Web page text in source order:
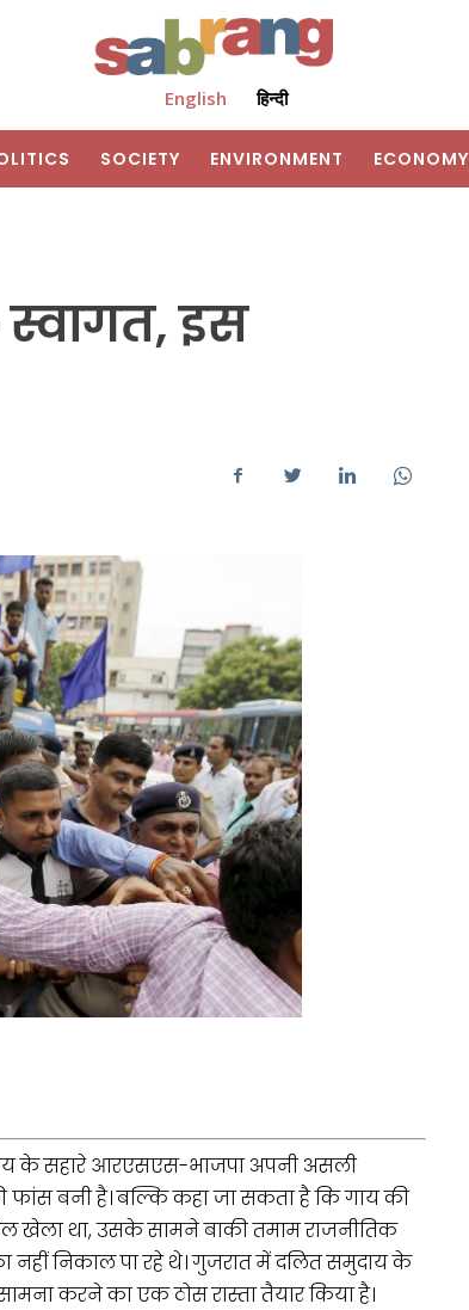
English हिन्दी
SOCIETY ENVIRONMENT ECONOMY
स्वागत, इस
के सहारे आरएसएस-भाजपा अपनी असली
फांस बनी है। बल्कि कहा जा सकता है कि गाय की
खेला था, उसके सामने बाकी तमाम राजनीतिक
निकाल पा रहे थे। गुजरात में दलित समुदाय के
करने का एक ठोस रास्ता तैयार किया है।